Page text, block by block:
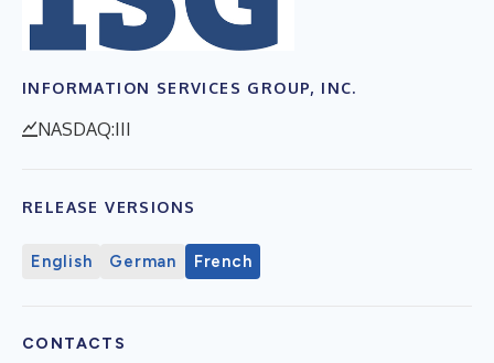
INFORMATION SERVICES GROUP, INC.
NASDAQ:III
RELEASE VERSIONS
English German French
CONTACTS